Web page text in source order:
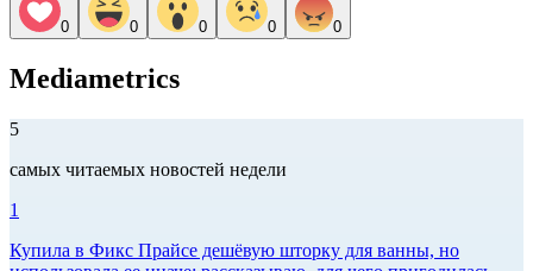
0 0 0 0 0
Mediametrics
5
самых читаемых новостей недели
1
Купила в Фикс Прайсе дешёвую шторку для ванны, но